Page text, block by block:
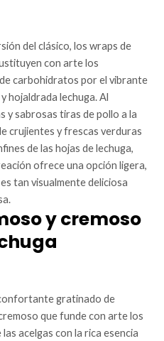
del clásico, los wraps de
con arte los
carbohidratos por el vibrante
hojaldrada lechuga. Al
y sabrosas tiras de pollo a la
crujientes y frescas verduras
de las hojas de lechuga,
ofrece una opción ligera,
tan visualmente deliciosa
y cremoso
gratinado de
que funde con arte los
acelgas con la rica esencia